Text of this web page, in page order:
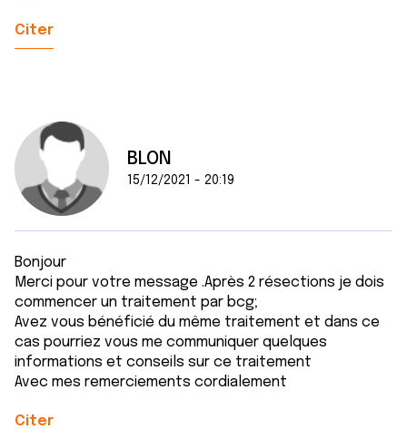
Citer
BLON
15/12/2021 - 20:19
Bonjour
Merci pour votre message .Après 2 résections je dois
commencer un traitement par bcg;
Avez vous bénéficié du même traitement et dans ce
cas pourriez vous me communiquer quelques
informations et conseils sur ce traitement
Avec mes remerciements cordialement
Citer